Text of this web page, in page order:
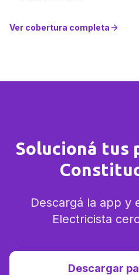
Ver cobertura completa
Solucioná tus
Descargá la app y
Electricista
Descargar